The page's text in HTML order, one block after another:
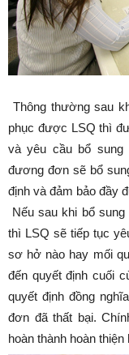
Thông thường sau
phục được LSQ thì
và yêu cầu bổ
đương đơn sẽ bổ
định và đảm bảo đầy
Nếu sau khi bổ
thì LSQ sẽ tiếp tục
sơ hở nào hay mối
đến quyết định cuối
quyết định đồng
đơn đã thất bại.
hoàn thành hoàn